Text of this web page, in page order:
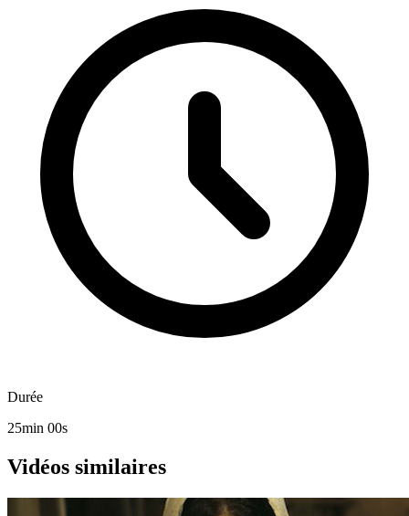
Durée
25min 00s
Vidéos similaires